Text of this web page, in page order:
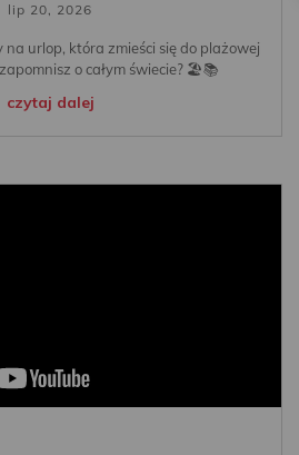
lip 20, 2026
urlop, która zmieści się do plażowej
o całym świecie? 🏖️📚
czytaj dalej